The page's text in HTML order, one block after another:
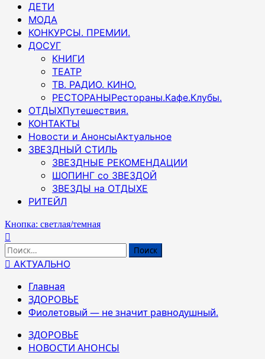
ДЕТИ
МОДА
КОНКУРСЫ. ПРЕМИИ.
ДОСУГ
КНИГИ
ТЕАТР
ТВ. РАДИО. КИНО.
РЕСТОРАНЫРестораны.Кафе.Клубы.
ОТДЫХПутешествия.
КОНТАКТЫ
Новости и АнонсыАктуальное
ЗВЕЗДНЫЙ СТИЛЬ
ЗВЕЗДНЫЕ РЕКОМЕНДАЦИИ
ШОПИНГ со ЗВЕЗДОЙ
ЗВЕЗДЫ на ОТДЫХЕ
РИТЕЙЛ
Кнопка: светлая/темная
Найти:
АКТУАЛЬНО
Главная
ЗДОРОВЬЕ
Фиолетовый — не значит равнодушный.
ЗДОРОВЬЕ
НОВОСТИ АНОНСЫ